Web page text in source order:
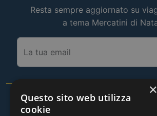
Resta sempre aggiornato su
a tema Mercatini di
La tua email
×
Questo sito web utilizza
cookie